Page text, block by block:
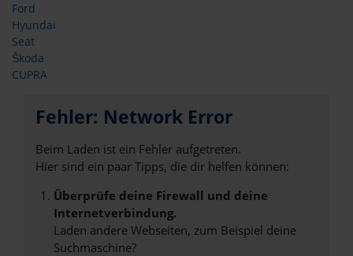
Ford
Hyundai
Seat
Škoda
CUPRA
Fehler: Network Error
Beim Laden ist ein Fehler aufgetreten.
Hier sind ein paar Tipps, die dir helfen können:
Überprüfe deine Firewall und deine
Internetverbindung.
Laden andere Webseiten, zum Beispiel deine
Suchmaschine?